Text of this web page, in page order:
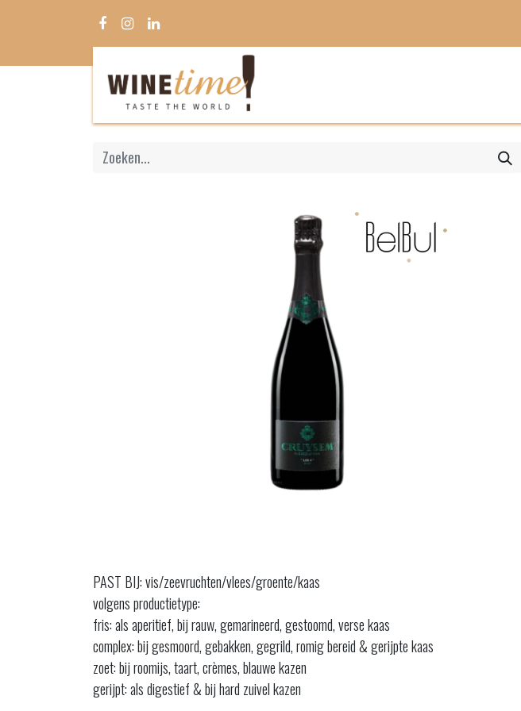
PAST BIJ: vis/zeevruchten/vlees/groente/kaas
volgens productietype:
fris: als aperitief, bij rauw, gemarineerd, gestoomd, verse kaas
complex: bij gesmoord, gebakken, gegrild, romig bereid & gerijpte kaas
zoet: bij roomijs, taart, crèmes, blauwe kazen
gerijpt: als digestief & bij hard zuivel kazen